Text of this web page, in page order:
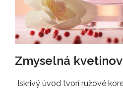
Zmyselná
Iskrivý úvod tvorí ružové